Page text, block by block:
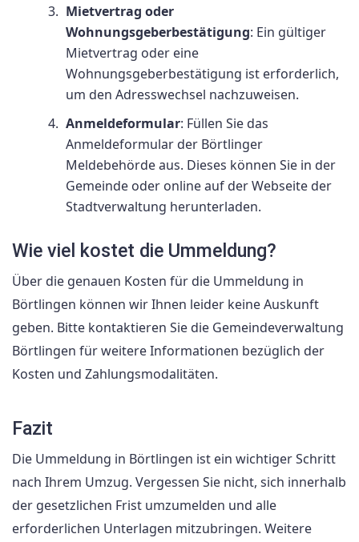
Mietvertrag oder
Wohnungsgeberbestätigung: Ein gültiger
Mietvertrag oder eine
Wohnungsgeberbestätigung ist erforderlich,
um den Adresswechsel nachzuweisen.
Anmeldeformular: Füllen Sie das
Anmeldeformular der Börtlinger
Meldebehörde aus. Dieses können Sie in der
Gemeinde oder online auf der Webseite der
Stadtverwaltung herunterladen.
Wie viel kostet die Ummeldung?
Über die genauen Kosten für die Ummeldung in
Börtlingen können wir Ihnen leider keine Auskunft
geben. Bitte kontaktieren Sie die Gemeindeverwaltung
Börtlingen für weitere Informationen bezüglich der
Kosten und Zahlungsmodalitäten.
Fazit
Die Ummeldung in Börtlingen ist ein wichtiger Schritt
nach Ihrem Umzug. Vergessen Sie nicht, sich innerhalb
der gesetzlichen Frist umzumelden und alle
erforderlichen Unterlagen mitzubringen. Weitere